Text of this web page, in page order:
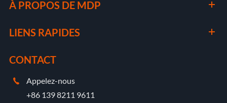
À PROPOS DE MDP
LIENS RAPIDES
CONTACT

Appelez-nous
+86 139 8211 9611